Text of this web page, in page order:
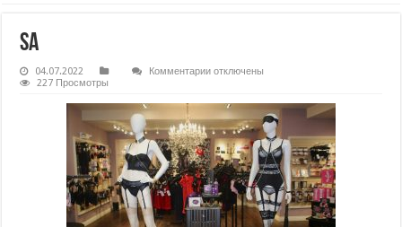
sa
04.07.2022 Комментариикотключены
227 Просмотры